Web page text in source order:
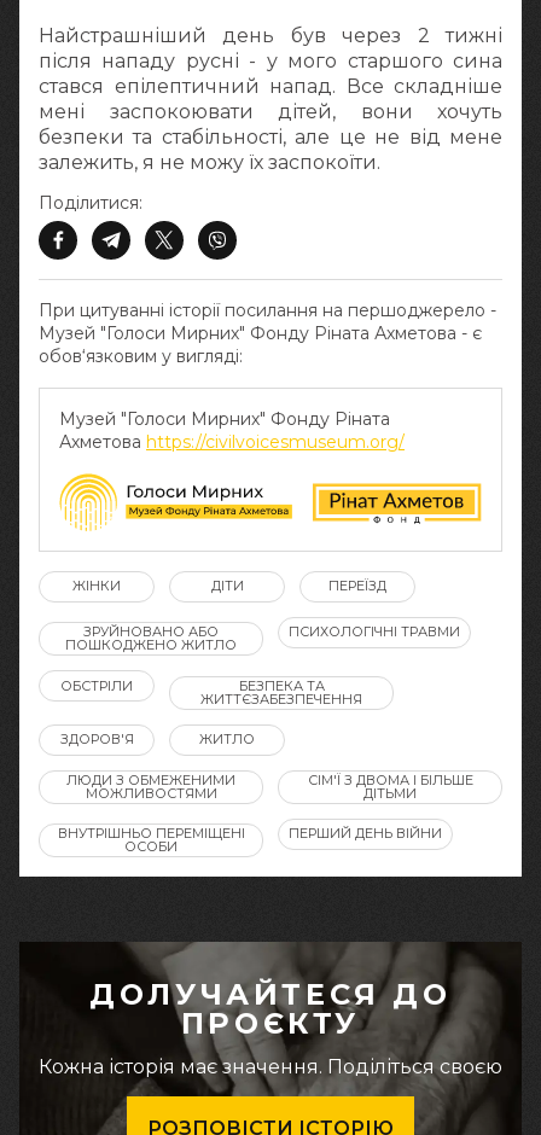
Найстрашніший день був через 2 тижні
після нападу русні - у мого старшого сина
стався епілептичний напад. Все складніше
мені заспокоювати дітей, вони хочуть
безпеки та стабільності, але це не від мене
залежить, я не можу їх заспокоїти.
При цитуванні історії посилання на першоджерело -
Музей "Голоси Мирних" Фонду Ріната Ахметова - є
обов‘язковим у вигляді:
Музей "Голоси Мирних" Фонду Ріната
Ахметова https://civilvoicesmuseum.org/
Поділитися:
ЖІНКИ ДІТИ ПЕРЕЇЗД
ЗРУЙНОВАНО АБО
ПОШКОДЖЕНО ЖИТЛО
ПСИХОЛОГІЧНІ ТРАВМИ
ОБСТРІЛИ БЕЗПЕКА ТА
ЖИТТЄЗАБЕЗПЕЧЕННЯ
ЗДОРОВ'Я ЖИТЛО
ЛЮДИ З ОБМЕЖЕНИМИ
МОЖЛИВОСТЯМИ
СІМ'Ї З ДВОМА І БІЛЬШЕ
ДІТЬМИ
ВНУТРІШНЬО ПЕРЕМІЩЕНІ
ОСОБИ
ПЕРШИЙ ДЕНЬ ВІЙНИ
ДОЛУЧАЙТЕСЯ ДО
ПРОЄКТУ
Кожна історія має значення. Поділіться своєю
РОЗПОВІСТИ ІСТОРІЮ